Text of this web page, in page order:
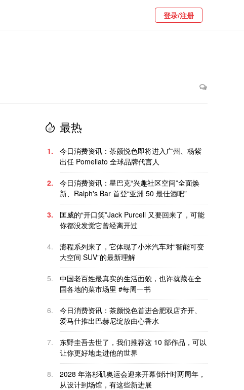
登录/注册
最热
1.
今日消费资讯：茶颜悦色即将进入广州、杨紫
出任 Pomellato 全球品牌代言人
2.
今日消费资讯：星巴克“兴趣社区空间”全面焕
新、Ralph's Bar 首登“亚洲 50 最佳酒吧”
3.
匡威的“开口笑”Jack Purcell 又要回来了，可能
你都没发觉它曾经离开过
4.
澎程系列来了，它体现了小米汽车对“智能可变
大空间 SUV”的最新理解
5.
中国老百姓最真实的生活面貌，也许就藏在全
国各地的菜市场里 #每周一书
6.
今日消费资讯：茶颜悦色首进合肥双店齐开、
爱马仕推出巴赫尼绽放由心香水
7.
东野圭吾去世了，我们推荐这 10 部作品，可以
让你更好地走进他的世界
8.
2028 年洛杉矶奥运会迎来开幕倒计时两周年，
从设计到场馆，有这些新进展